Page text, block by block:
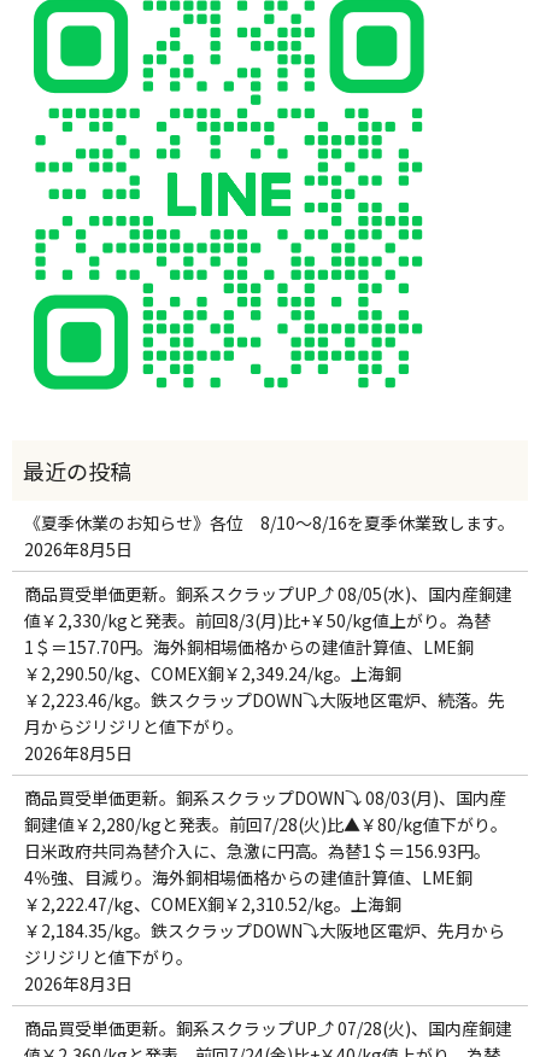
《夏季休業のお知らせ》各位 8/10～8/16を夏季休業致します。
2026年8月5日
商品買受単価更新。銅系スクラップUP⤴ 08/05(水)、国内産銅建
値￥2,330/kgと発表。前回8/3(月)比+￥50/kg値上がり。為替
1＄＝157.70円。海外銅相場価格からの建値計算値、LME銅
￥2,290.50/kg、COMEX銅￥2,349.24/kg。上海銅
￥2,223.46/kg。鉄スクラップDOWN⤵大阪地区電炉、続落。先
月からジリジリと値下がり。
2026年8月5日
商品買受単価更新。銅系スクラップDOWN⤵ 08/03(月)、国内産
銅建値￥2,280/kgと発表。前回7/28(火)比▲￥80/kg値下がり。
日米政府共同為替介入に、急激に円高。為替1＄＝156.93円。
4％強、目減り。海外銅相場価格からの建値計算値、LME銅
￥2,222.47/kg、COMEX銅￥2,310.52/kg。上海銅
￥2,184.35/kg。鉄スクラップDOWN⤵大阪地区電炉、先月から
ジリジリと値下がり。
2026年8月3日
商品買受単価更新。銅系スクラップUP⤴ 07/28(火)、国内産銅建